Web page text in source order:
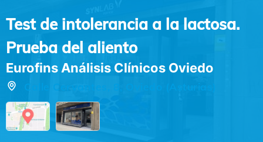
Test de intolerancia a la lactosa.
Prueba del aliento
Eurofins Análisis Clínicos Oviedo